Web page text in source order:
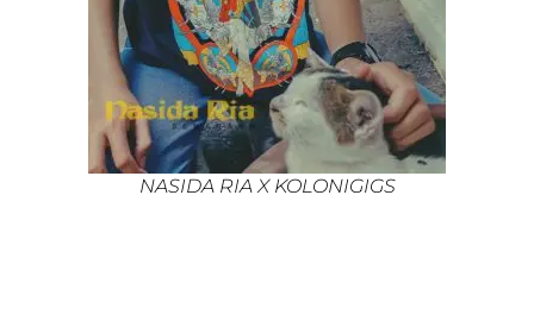
NASIDA RIA X KOLONIGIGS